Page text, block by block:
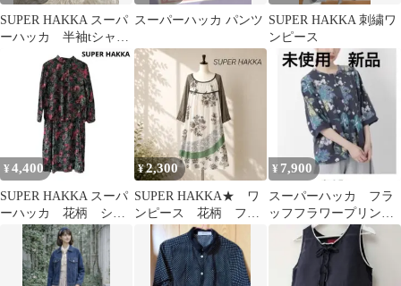
SUPER HAKKA スーパ
ーハッカ 半袖tシャ
ツ カットソー ブラ
スーパーハッカ パンツ SUPER HAKKA 刺繍ワ
ンピース
¥ 4,400
SUPER HAKKA スーパ
ーハッカ 花柄 シャ
ツワンピース 黒
¥2,300
SUPER HAKKA★ ワ
ンピース 花柄 フラ
ワー ナチュラル ゆ
ったりサイズ
¥ 7,900
スーパーハッカ フラ
ッフフラワープリント
裏毛カーディガン